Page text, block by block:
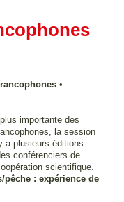
•
importante des
la session
a plusieurs éditions
conférenciers de
scientifique.
: expérience de